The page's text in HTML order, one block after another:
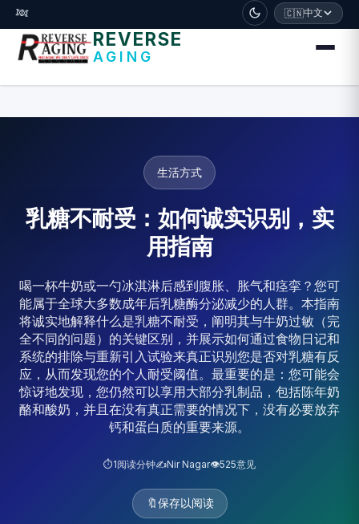
דלג לתוכן הראשי
🧬 🇨🇳中文
REVERSE
AGING
生活方式
乳糖不耐受：如何诚实识别，实
用指南
喝一杯牛奶或一勺冰淇淋后感到腹胀、胀气和痉挛？您可
能属于全球大多数成年后乳糖酶分泌减少的人群。本指南
将诚实地解释什么是乳糖不耐受，阐明其与牛奶过敏（完
全不同的问题）的关键区别，并展示如何通过食物日记和
系统的排除与重新引入试验来真正识别您是否对乳糖有反
应，从而发现您的个人耐受阈值。最重要的是：您可能会
惊讶地发现，您仍然可以享用大部分乳制品，包括陈年奶
酪和酸奶，并且在没有真正需要的情况下，没有必要放弃
钙和蛋白质的重要来源。
⏱️1阅读分钟✍️Nir Nagar👁️525意见
🔖保存以阅读